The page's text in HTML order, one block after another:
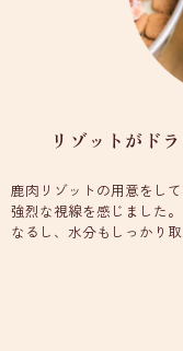
リゾットがド
鹿肉リゾットの用意をし
強烈な視線を感じました
なるし、水分もしっかり